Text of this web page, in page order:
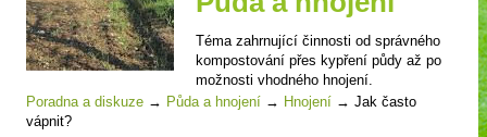
Téma zahrnující činnosti od správného
kompostování přes kypření půdy až po
možnosti vhodného hnojení.
Poradna a diskuze → Půda a hnojení → Hnojení → Jak často
vápnit?